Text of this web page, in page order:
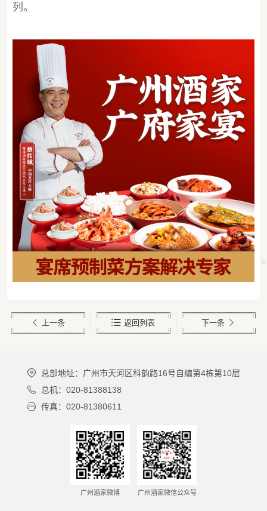
列。
上一条 返回列表 下一条
总部地址：广州市天河区科韵路16号自编第4栋第10层
总机：020-81388138
传真：020-81380611
广州酒家微博 广州酒家微信公众号